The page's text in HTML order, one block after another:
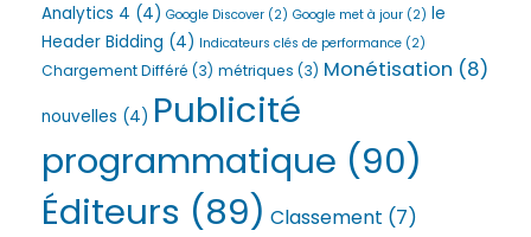
Analytics 4 (4) Google Discover (2) Google met à jour (2) le
Header Bidding (4) Indicateurs clés de performance (2)
Chargement Différé (3) métriques (3) Monétisation (8)
nouvelles (4) Publicité
programmatique (90)
Éditeurs (89) Classement (7)